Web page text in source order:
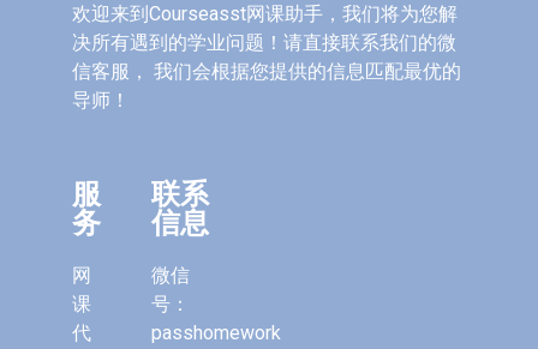
欢迎来到Courseasst网课助手，我们将为您解
决所有遇到的学业问题！请直接联系我们的微
信客服， 我们会根据您提供的信息匹配最优的
导师！
服
务
网
课
代
联系
信息
微信
号：
passhomework